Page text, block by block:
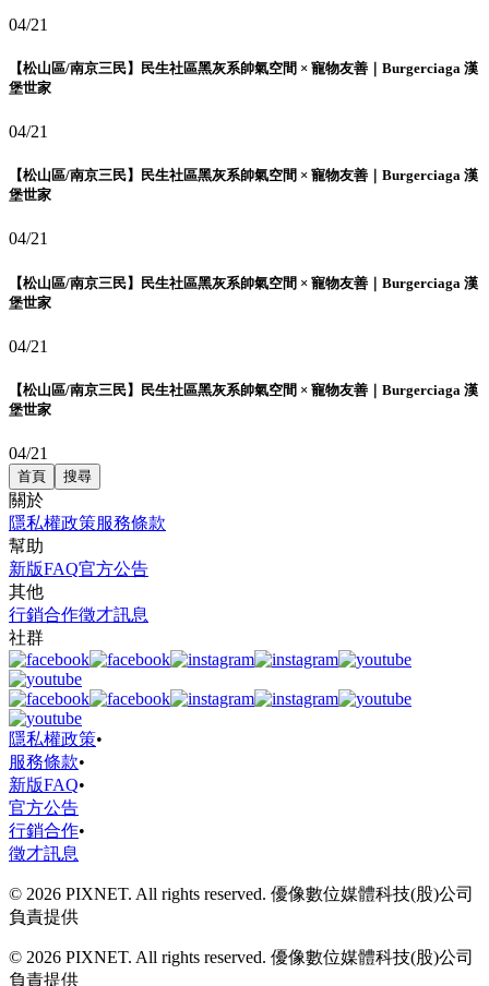
04/21
【松山區/南京三民】民生社區黑灰系帥氣空間 × 寵物友善｜Burgerciaga 漢
堡世家
04/21
【松山區/南京三民】民生社區黑灰系帥氣空間 × 寵物友善｜Burgerciaga 漢
堡世家
04/21
【松山區/南京三民】民生社區黑灰系帥氣空間 × 寵物友善｜Burgerciaga 漢
堡世家
04/21
【松山區/南京三民】民生社區黑灰系帥氣空間 × 寵物友善｜Burgerciaga 漢
堡世家
04/21
首頁 搜尋
關於
隱私權政策服務條款
幫助
新版FAQ官方公告
其他
行銷合作徵才訊息
社群
隱私權政策•
服務條款•
新版FAQ•
官方公告
行銷合作•
徵才訊息
© 2026 PIXNET. All rights reserved. 優像數位媒體科技(股)公司
負責提供
© 2026 PIXNET. All rights reserved. 優像數位媒體科技(股)公司
負責提供